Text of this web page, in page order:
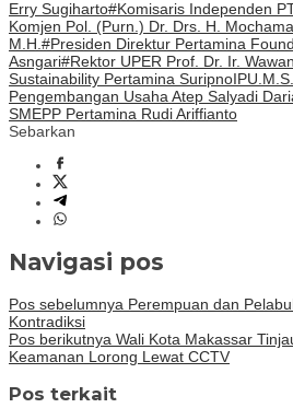
Erry Sugiharto#Komisaris Independen
Komjen Pol. (Purn.) Dr. Drs. H.
M.H. #Presiden Direktur Pertamina
Asngari#Rektor UPER Prof. Dr. Ir.
Sustainability Pertamina SuripnoIPU. M.S.
Pengembangan Usaha Atep Salyadi
SMEPP Pertamina Rudi Ariffianto
Sebarkan
Navigasi pos
Pos sebelumnya Perempuan dan
Kontradiksi
Pos berikutnya Wali Kota Makassar
Keamanan Lorong Lewat CCTV
Pos terkait